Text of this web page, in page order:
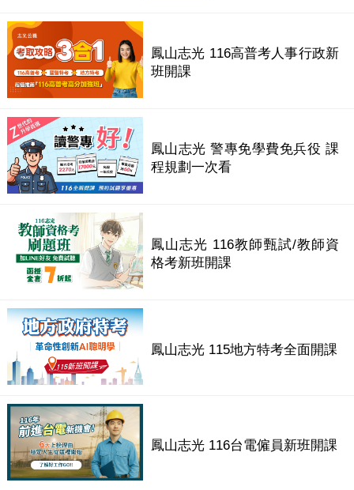
鳳山志光 116高普考人事行政新
班開課
鳳山志光 警專免學費免兵役 課
程規劃一次看
鳳山志光 116教師甄試/教師資
格考新班開課
鳳山志光 115地方特考全面開課
鳳山志光 116台電僱員新班開課